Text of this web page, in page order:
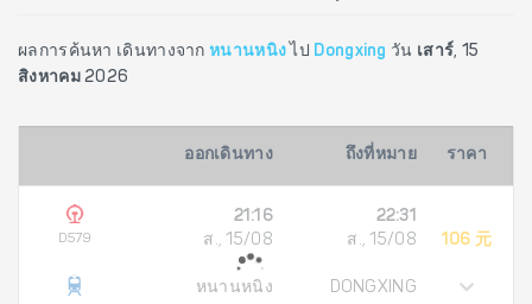
ผลการค้นหา เดินทางจาก หนานหนิง ไป Dongxing วัน เสาร์, 15
สิงหาคม 2026
ออกเดินทาง ถึงที่หมาย ราคา
D579
21:16
ส., 15/08
หนานหนิง
22:31
ส., 15/08
DONGXING
106 元